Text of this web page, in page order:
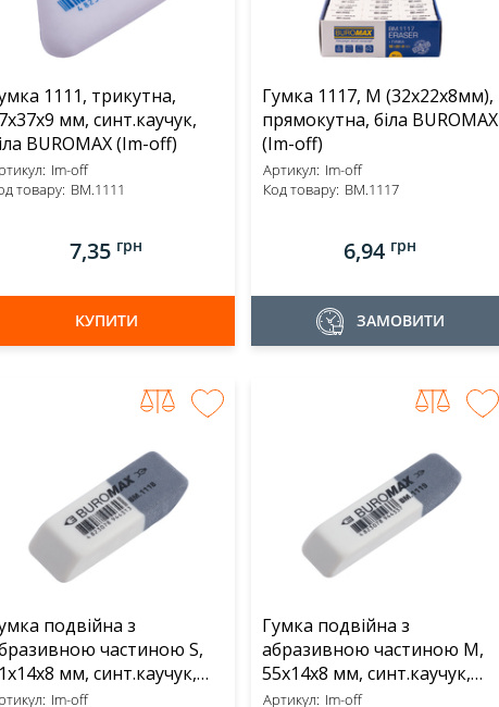
1111, трикутна,
мм, синт.каучук,
біла BUROMAX (Im-off)
Im-off
товару: BM.1111
7,35 грн
КУПИТИ
Гумка 1117, M (32х22х8мм),
прямокутна, біла BUROMAX
(Im-off)
Артикул: Im-off
Код товару: BM.1117
6,94 грн
ЗАМОВИТИ
подвійна з
частиною S,
мм, синт.каучук,
Im-off
Гумка подвійна з
абразивною частиною M,
55x14x8 мм, синт.каучук,
Артикул: Im-off